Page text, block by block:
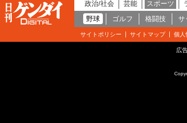
政治/社会 芸能 スポーツ
野球
ゴルフ 格闘技 サ
サイトポリシー サイトマップ 個人
広